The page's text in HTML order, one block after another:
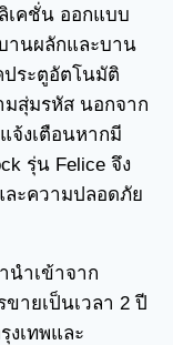
เคชั่น ออกแบบ
านผลักและบาน
ประตูอัตโนมัติ
มสุ่มรหัส นอกจาก
จ้งเตือนหากมี
รุ่น Felice จึง
ะความปลอดภัย
นำเข้าจาก
ายเป็นเวลา 2 ปี
งเทพและ